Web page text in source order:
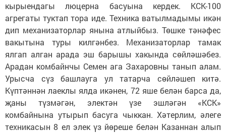
кырыендагы люцерна басуына кердек. КСК-100
агрегаты туктап тора иде. Техника ватылмадымы икән
дип механизаторлар янына атлыйбыз. Төшке тәнәфес
вакытына туры килгәнбез. Механизаторлар тамак
ялгап алган арада эш барышы хакында сөйләшәбез.
Арадан комбайнчы Семен ага Захаровны танып алам.
Урысча сүз башлауга ул татарча сөйләшеп китә.
Күптәннән лаеклы ялда икәнен, 72 яше белән барса да,
җаны түзмәгән, электән үзе эшләгән «КСК»
комбайнына утырып басуга чыккан. Хәтерлим, әлеге
техникасын 8 ел элек үз йөреше белән Казаннан алып